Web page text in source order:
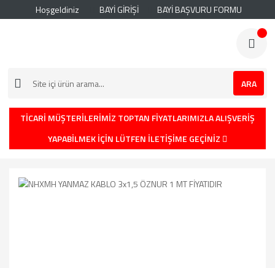
Hoşgeldiniz BAYİ GİRİŞİ BAYİ BAŞVURU FORMU
ARA
TİCARİ MÜŞTERİLERİMİZ TOPTAN FİYATLARIMIZLA ALIŞVERİŞ
YAPABİLMEK İÇİN LÜTFEN İLETİŞİME GEÇİNİZ